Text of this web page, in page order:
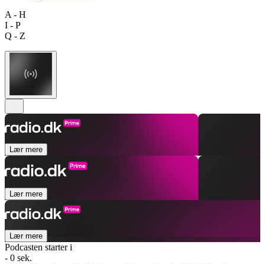
A - H
I - P
Q - Z
Lær mere
Lær mere
Lær mere
Podcasten starter i
- 0 sek.